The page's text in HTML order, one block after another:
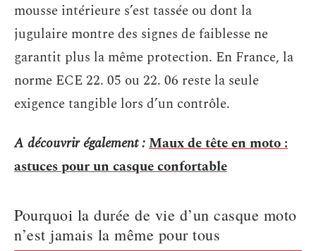
mousse intérieure s’est tassée ou dont la
jugulaire montre des signes de faiblesse ne
garantit plus la même protection. En France, la
norme ECE 22. 05 ou 22. 06 reste la seule
exigence tangible lors d’un contrôle.
A découvrir également :Maux de tête en moto :
astuces pour un casque confortable
Pourquoi la durée de vie d’un casque moto
n’est jamais la même pour tous